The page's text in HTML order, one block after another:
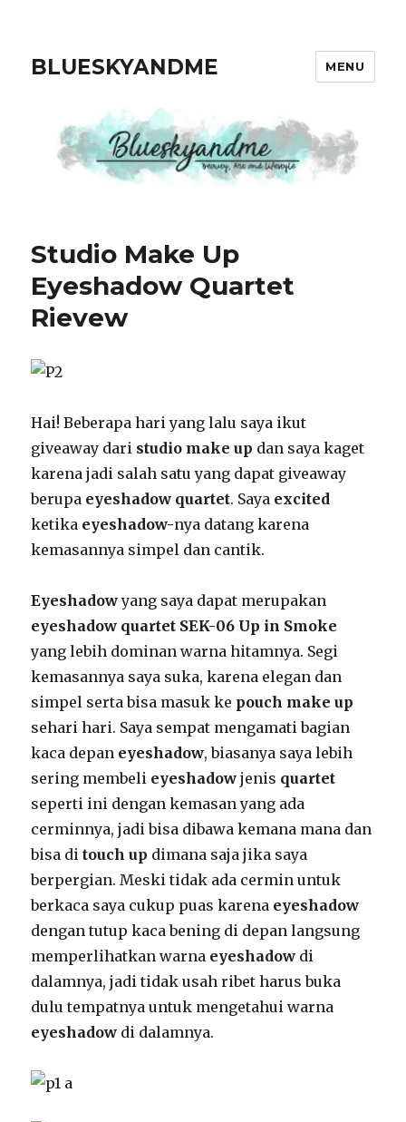
BLUESKYANDME MENU
Studio Make Up
Eyeshadow Quartet
Rievew
Hai! Beberapa hari yang lalu saya ikut
giveaway dari studio make up dan saya kaget
karena jadi salah satu yang dapat giveaway
berupa eyeshadow quartet. Saya excited
ketika eyeshadow-nya datang karena
kemasannya simpel dan cantik.
Eyeshadowyang saya dapat merupakan
eyeshadow quartet SEK-06 Up in Smoke
yang lebih dominan warna hitamnya. Segi
kemasannya saya suka, karena elegan dan
simpel serta bisa masuk ke pouch make up
sehari hari. Saya sempat mengamati bagian
kaca depan eyeshadow, biasanya saya lebih
sering membeli eyeshadow jenis quartet
seperti ini dengan kemasan yang ada
cerminnya, jadi bisa dibawa kemana mana dan
bisa ditouch up dimana saja jika saya
berpergian. Meski tidak ada cermin untuk
berkaca saya cukup puas karena eyeshadow
dengan tutup kaca bening di depan langsung
memperlihatkan warna eyeshadow di
dalamnya, jadi tidak usah ribet harus buka
dulu tempatnya untuk mengetahui warna
eyeshadow di dalamnya.